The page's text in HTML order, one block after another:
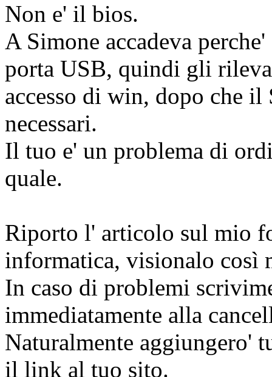
Non e' il bios.
A Simone accadeva
porta USB, quindi gli
accesso di win, dopo che
necessari.
Il tuo e' un problema di
quale.
Riporto l' articolo sul mio
informatica, visionalo così
In caso di problemi
immediatamente alla
Naturalmente aggiungero'
il link al tuo sito.